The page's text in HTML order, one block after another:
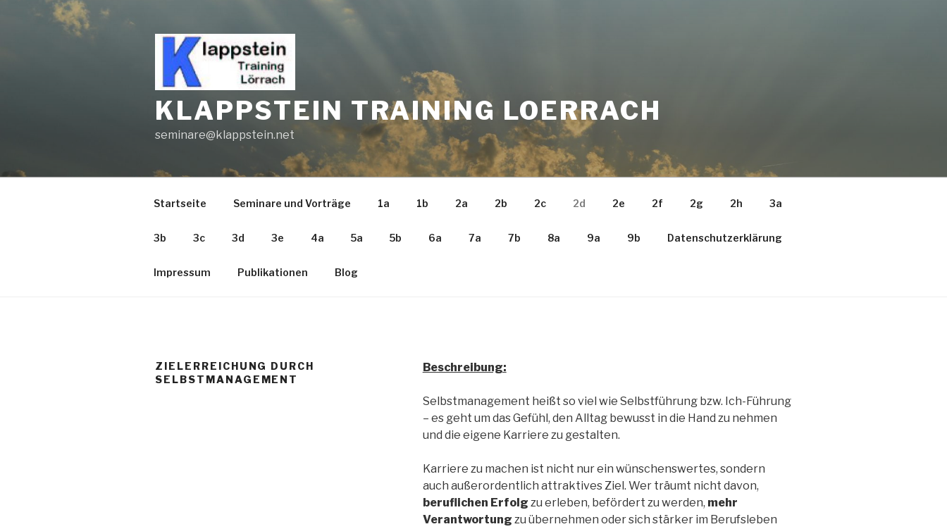
KLAPPSTEIN TRAINING LOERRACH
seminare@klappstein.net
Startseite Seminare und Vorträge 1a 1b 2a 2b 2c 2d 2e 2f 2g 2h 3a
3b 3c 3d 3e 4a 5a 5b 6a 7a 7b 8a 9a 9b Datenschutzerklärung
Impressum Publikationen Blog
ZIELERREICHUNG DURCH
SELBSTMANAGEMENT
Beschreibung:
Selbstmanagement heißt so viel wie Selbstführung bzw. Ich-Führung
– es geht um das Gefühl, den Alltag bewusst in die Hand zu nehmen
und die eigene Karriere zu gestalten.
Karriere zu machen ist nicht nur ein wünschenswertes, sondern
auch außerordentlich attraktives Ziel. Wer träumt nicht davon,
beruflichen Erfolg zu erleben, befördert zu werden, mehr
Verantwortung zu übernehmen oder sich stärker im Berufsleben